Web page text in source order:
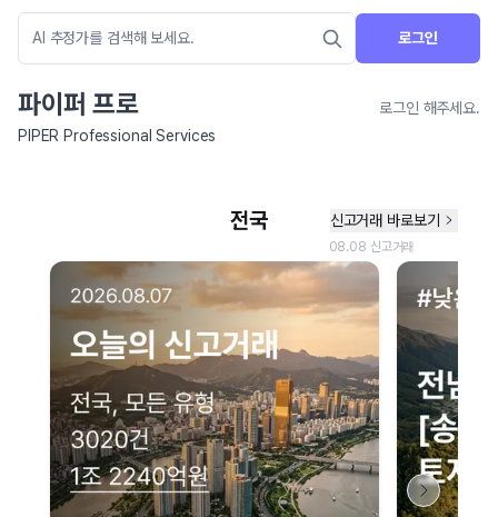
로그인
파이퍼 프로
로그인 해주세요.
PIPER Professional Services
네이버 지도 연결 안내
현재 네이버 지도 연결이 원활하지 않아 지도를 불러올 수 없습니다.
이용에 불편을 드려 죄송합니다.